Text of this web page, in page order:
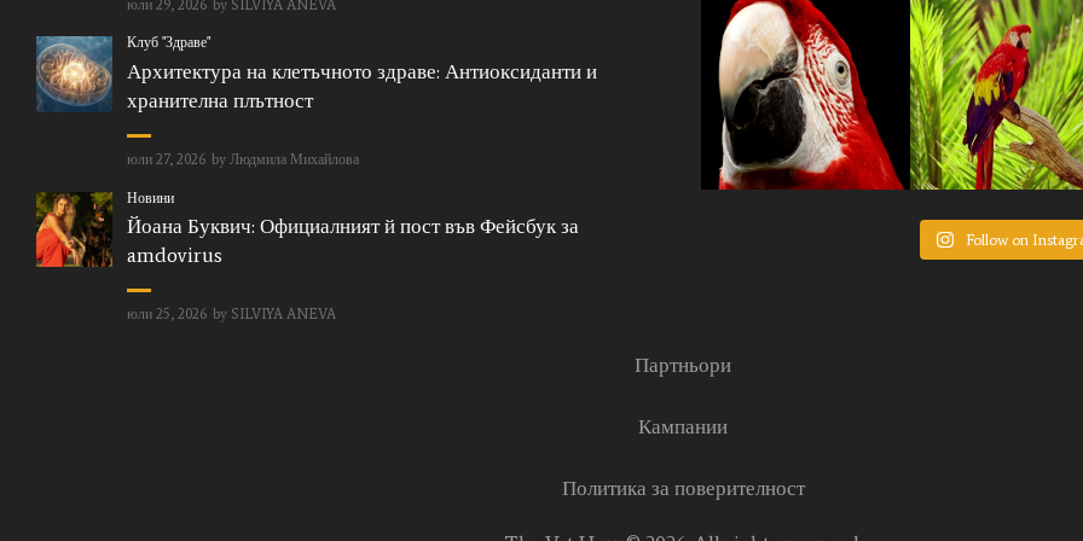
юли 29, 2026 by SILVIYA ANEVA
Клуб "Здраве"
Архитектура на клетъчното здраве: Антиоксиданти и
хранителна плътност
юли 27, 2026 by Людмила Михайлова
Новини
Йоана Буквич: Официалният й пост във Фейсбук за
amdovirus
юли 25, 2026 by SILVIYA ANEVA
Follow on
Партньори
Кампании
Политика за поверителност